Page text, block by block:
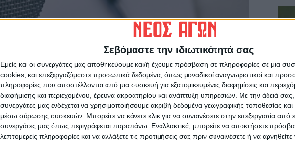
Σεβόμαστε την ιδιωτικότητά σας
Εμείς και οι συνεργάτες μας αποθηκεύουμε και/ή έχουμε πρόσβαση σε πληροφορίες σε μια
cookies, και επεξεργαζόμαστε προσωπικά δεδομένα, όπως μοναδικοί αναγνωριστικοί και
πληροφορίες που αποστέλλονται από μια συσκευή για εξατομικευμένες διαφημίσεις και
διαφήμισης και περιεχομένου, έρευνα ακροατηρίου και ανάπτυξη υπηρεσιών. Με την άδειά σας,
συνεργάτες μας ενδέχεται να χρησιμοποιήσουμε ακριβή δεδομένα γεωγραφικής τοποθεσίας
μέσω σάρωσης συσκευών. Μπορείτε να κάνετε κλικ για να συναινέσετε στην επεξεργασία από
συνεργάτες μας όπως περιγράφεται παραπάνω. Εναλλακτικά, μπορείτε να αποκτήσετε
λεπτομερείς πληροφορίες και να αλλάξετε τις προτιμήσεις σας πριν συναινέσετε ή να αρνηθείτε